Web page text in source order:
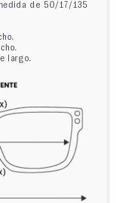
de 50/17/135
largo.